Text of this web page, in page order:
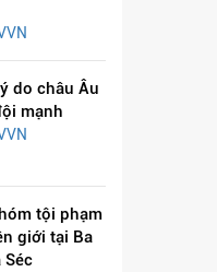
do châu Âu
mạnh
tội phạm
giới tại Ba
Séc